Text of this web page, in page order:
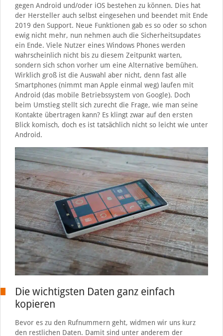
gegen Android und/oder iOS bestehen zu können. Dies hat
der Hersteller auch selbst eingesehen und beendet mit Ende
2019 den Support. Neue Funktionen gab es so oder so schon
ewig nicht mehr, nun nehmen auch die Sicherheitsupdates
ein Ende. Viele Nutzer eines Windows Phones werden
wahrscheinlich nicht bis zu diesem Zeitpunkt warten,
sondern sich schon vorher um eine Alternative bemühen.
Wirklich groß ist die Auswahl aber nicht, denn fast alle
Smartphones (nimmt man Apple einmal weg) laufen mit
Android (das mobile Betriebssystem von Google). Doch
beim Umstieg stellt sich zurecht die Frage, wie man seine
Kontakte übertragen kann? Es klingt zwar auf den ersten
Blick komisch, doch es ist tatsächlich nicht so leicht wie unter
Android.
Die wichtigsten Daten ganz einfach
kopieren
Bevor es zu den Rufnummern geht, widmen wir uns kurz
den restlichen Daten. Damit sind unter anderem der